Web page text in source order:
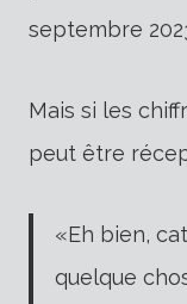
septembre
Mais si les
peut être
«Eh bien,
quelque